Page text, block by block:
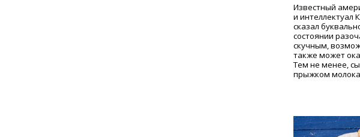
Известный
и
сказал
состоянии
скучным,
также может
Тем не менее,
прыжком